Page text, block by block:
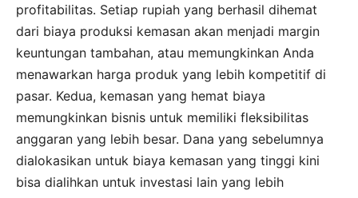
profitabilitas. Setiap rupiah yang berhasil dihemat
dari biaya produksi kemasan akan menjadi margin
keuntungan tambahan, atau memungkinkan Anda
menawarkan harga produk yang lebih kompetitif di
pasar. Kedua, kemasan yang hemat biaya
memungkinkan bisnis untuk memiliki fleksibilitas
anggaran yang lebih besar. Dana yang sebelumnya
dialokasikan untuk biaya kemasan yang tinggi kini
bisa dialihkan untuk investasi lain yang lebih